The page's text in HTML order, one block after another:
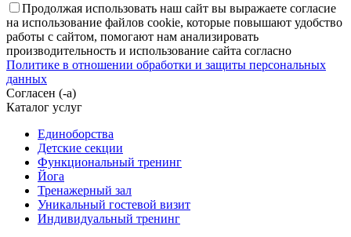
Продолжая использовать наш сайт вы выражаете согласие
на использование файлов cookie, которые повышают удобство
работы с сайтом, помогают нам анализировать
производительность и использование сайта согласно
Политике в отношении обработки и защиты персональных
данных
Согласен (-а)
Каталог услуг
Единоборства
Детские секции
Функциональный тренинг
Йога
Тренажерный зал
Уникальный гостевой визит
Индивидуальный тренинг